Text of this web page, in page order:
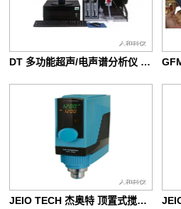
DT 多功能超声/电声谱分析仪 DT-1202
JEIO TECH 杰奥特 顶置式搅拌器 MSA-0420